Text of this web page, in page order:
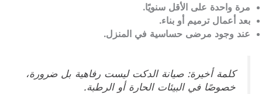
مرة واحدة على الأقل سنويًا.
بعد أعمال ترميم أو بناء.
عند وجود مرضى حساسية في المنزل.
كلمة أخيرة: صيانة الدكت ليست رفاهية بل ضرورة،
خصوصًا في البيئات الحارة أو الرطبة.